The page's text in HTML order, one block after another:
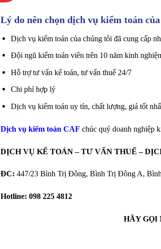
Lý do nên chọn dịch vụ kiểm toán
Dịch vụ kiểm toán của chúng tôi đã cung cấp
Đội ngũ kiểm toán viên trên 10 năm kinh
Hỗ trợ tư vấn kế toán, tư vấn thuế 24/7
Chi phí hợp lý
Dịch vụ kiểm toán uy tín, chất lượng, giá tốt
Dịch vụ kiểm toán CAF chúc quý doanh nghiệp
DỊCH VỤ KẾ TOÁN – TƯ VẤN THUẾ –
ĐC: 447/23 Bình Trị Đông, Bình Trị Đông A,
Hotline: 098 225 4812
HÃY GỌI